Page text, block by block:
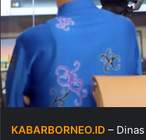
KABARBORNEO.ID –